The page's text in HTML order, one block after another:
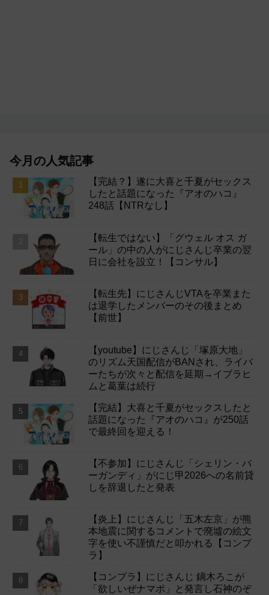
今月の人気記事
【完結？】遂に大喜と千夏がセックス
したと話題になった『アオのハコ』
248話【NTRなし】
【転生ではない】「グウェル オス ガ
ール」の中の人がにじさんじ卒業の翌
日に会社を設立！【コンサル】
【転生先】にじさんじVTAを卒業また
は退学したメンバーのその後まとめ
【前世】
【youtube】にじさんじ「塚原大地」
のリズム天国配信がBANされ、ライバ
ーたちが次々と配信を延期→イブラヒ
ムと葛葉は続行
【完結】大喜と千夏がセックスしたと
話題になった『アオのハコ』が250話
で最終回を迎える！
【不参加】にじさんじ「シェリン・バ
ーガンディ」がにじ甲2026への名前貸
しを辞退したと発表
【炎上】にじさんじ「五木左京」が熊
本地震に関するコメントで廃墟の絵文
字を使い不謹慎だと叩かれる【コンプ
ラ】
【コンプラ】にじさんじ 鏑木ろこが
「欲しいぜナマポ」と発言し石神のぞ